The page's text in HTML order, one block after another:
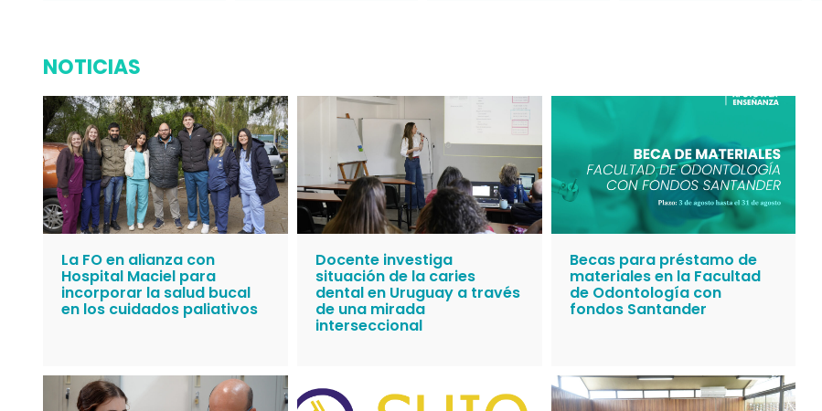
NOTICIAS
La FO en alianza con
Hospital Maciel para
incorporar la salud bucal
en los cuidados paliativos
Docente investiga
situación de la caries
dental en Uruguay a través
de una mirada
interseccional
Becas para préstamo de
materiales en la Facultad
de Odontología con
fondos Santander